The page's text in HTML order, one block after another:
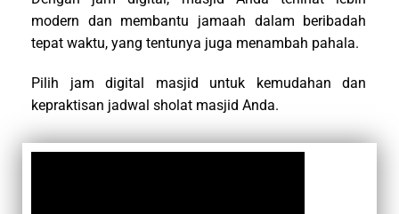
modern dan membantu jamaah dalam beribadah
tepat waktu, yang tentunya juga menambah pahala.
Pilih jam digital masjid untuk kemudahan dan
kepraktisan jadwal sholat masjid Anda.